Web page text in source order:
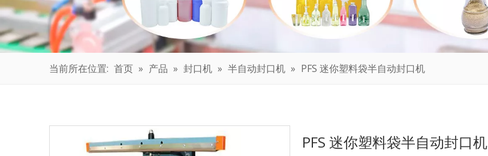
当前所在位置: 首页 » 产品 » 封口机 » 半自动封口机 » PFS 迷你塑料袋半自动封口机
PFS 迷你塑料袋半自动封口机